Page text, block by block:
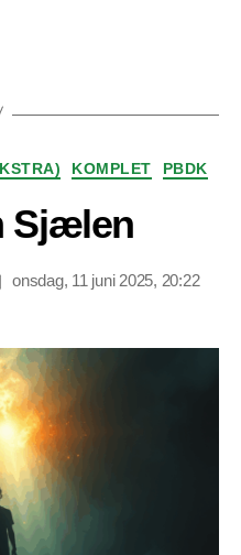
KOMPLET PBDK
Sjælen
onsdag, 11 juni 2025, 20:22